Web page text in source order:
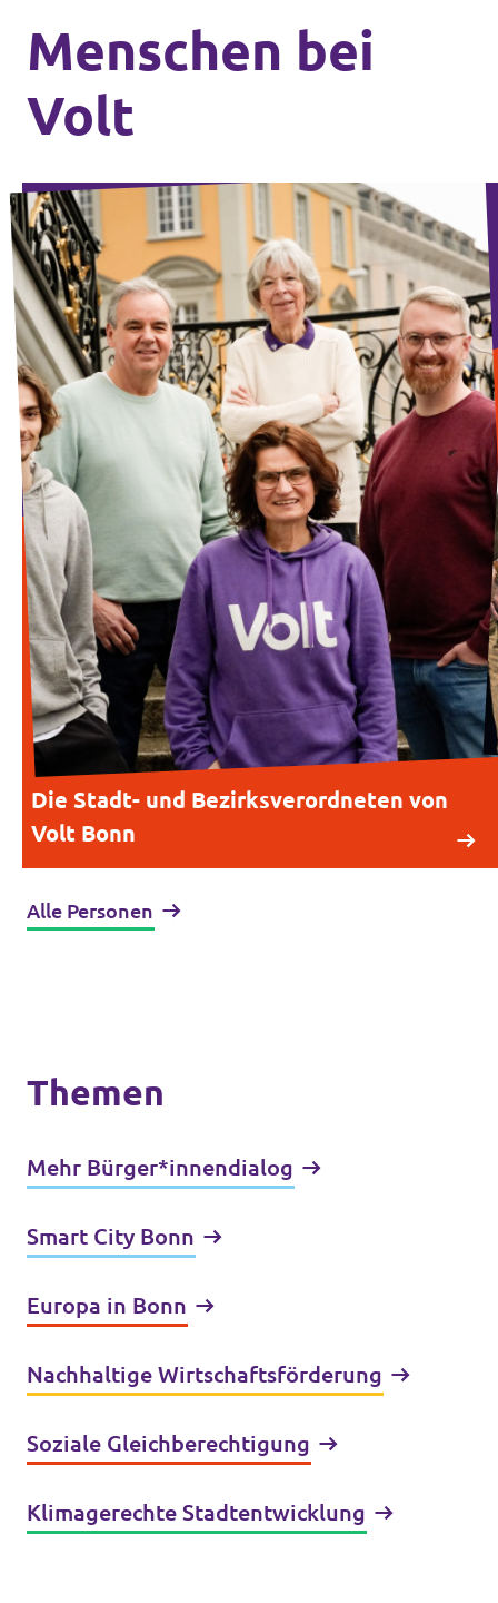
Menschen bei
Volt
Die Stadt- und Bezirksverordneten von
Volt Bonn
Alle Personen
Themen
Mehr Bürger*innendialog
Smart City Bonn
Europa in Bonn
Nachhaltige Wirtschafts­förderung
Soziale Gleich­berechtigung
Klimagerechte Stadtentwicklung